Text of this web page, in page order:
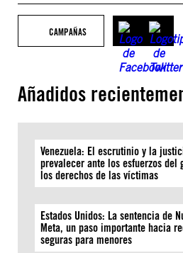
CAMPAÑAS
Añadidos
Venezuela: El escrutinio y la
prevalecer ante los esfuerzos del
los derechos de las víctimas
Estados Unidos: La sentencia de
Meta, un paso importante hacia
seguras para menores